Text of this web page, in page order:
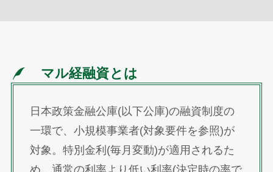
マル経融資とは
日本政策金融公庫(以下公庫)の融資制度の
一環で、小規模事業者(対象要件を参照)が
対象。特別金利(毎月変動)が適用されるた